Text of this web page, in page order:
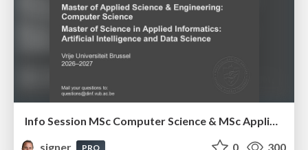
Info Session MSc Computer Science & MSc Applied Informatics
signer
PRO 0 300